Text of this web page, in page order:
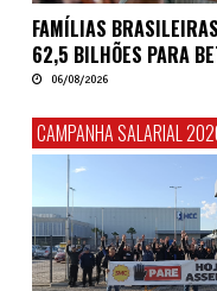
FAMÍLIAS
62,5 BILHÕES PARA
06/08/2026
CAMPANHA SALARIAL